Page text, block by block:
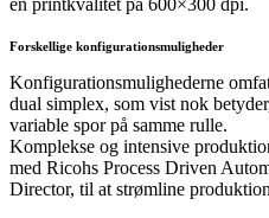
Forskellige konfigurationsmuligheder
Konfigurationsmulighederne
dual simplex, som vist nok
variable spor på samme rulle.
Komplekse og intensive
med Ricohs Process Driven
Director, til at strømline